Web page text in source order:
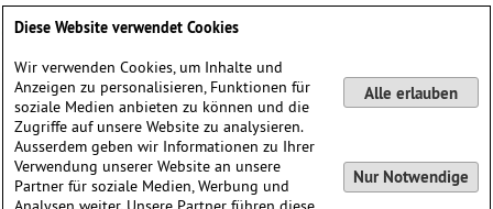
Diese Website verwendet Cookies
Wir verwenden Cookies, um Inhalte und
Anzeigen zu personalisieren, Funktionen für
soziale Medien anbieten zu können und die
Zugriffe auf unsere Website zu analysieren.
Ausserdem geben wir Informationen zu Ihrer
Verwendung unserer Website an unsere
Partner für soziale Medien, Werbung und
Alle erlauben
Nur Notwendige